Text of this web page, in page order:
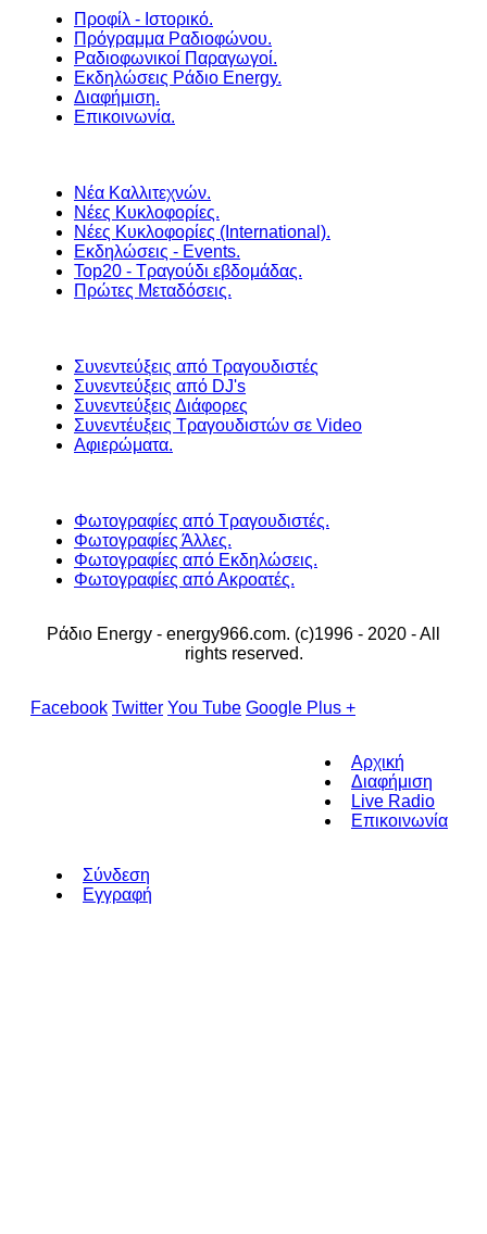
Προφίλ - Ιστορικό.
Πρόγραμμα Ραδιοφώνου.
Ραδιοφωνικοί Παραγωγοί.
Εκδηλώσεις Ράδιο Energy.
Διαφήμιση.
Επικοινωνία.
Νέα Καλλιτεχνών.
Νέες Κυκλοφορίες.
Νέες Κυκλοφορίες (International).
Εκδηλώσεις - Events.
Top20 - Τραγούδι εβδομάδας.
Πρώτες Μεταδόσεις.
Συνεντεύξεις από Τραγουδιστές
Συνεντεύξεις από DJ's
Συνεντεύξεις Διάφορες
Συνεντέυξεις Τραγουδιστών σε Video
Αφιερώματα.
Φωτογραφίες από Τραγουδιστές.
Φωτογραφίες Άλλες.
Φωτογραφίες από Εκδηλώσεις.
Φωτογραφίες από Ακροατές.
Ράδιο Energy - energy966.com. (c)1996 - 2020 - All
rights reserved.
Facebook Twitter You Tube Google Plus +
Αρχική
Διαφήμιση
Live Radio
Επικοινωνία
Σύνδεση
Εγγραφή